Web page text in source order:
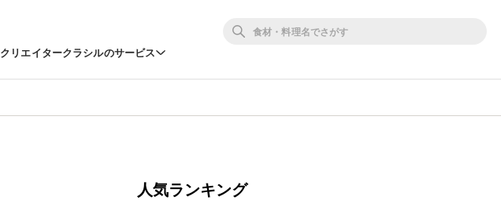
クリエイタークラシルのサービス
人気ランキング